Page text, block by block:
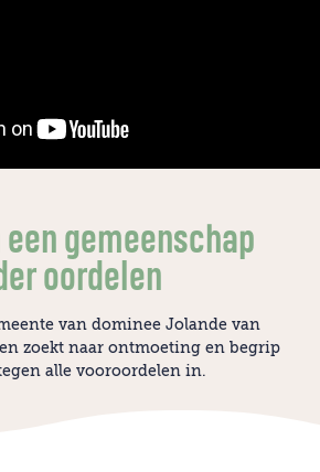
een gemeenschap
oordelen
van dominee Jolande van
zoekt naar ontmoeting en begrip
alle vooroordelen in.